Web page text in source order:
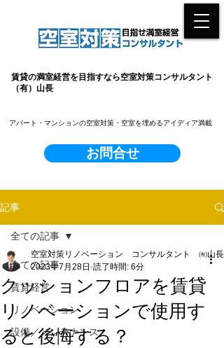
賃貸の満室経営を目指すなら空室対策コンサルタント
（有）山長
お問合せ
​アパート・マンションの空室対策・空室を埋めるアイディア満載
記事
全ての記事
賃貸経営
リノベーション
設備／メンテナンス
全ての記事
クッションフロアを賃貸
リノベーションで使用す
ると後悔する？
空室対策リノベーション コンサルタント ㈲山長
2023年7月28日 読了時間: 6分